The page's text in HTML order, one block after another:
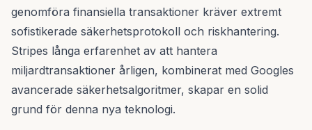
genomföra finansiella transaktioner kräver extremt
sofistikerade säkerhetsprotokoll och riskhantering.
Stripes långa erfarenhet av att hantera
miljardtransaktioner årligen, kombinerat med Googles
avancerade säkerhetsalgoritmer, skapar en solid
grund för denna nya teknologi.